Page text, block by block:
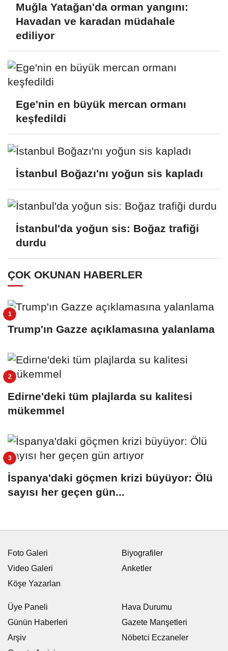
Muğla Yatağan'da orman yangını:
Havadan ve karadan müdahale
ediliyor
Ege'nin en büyük mercan ormanı
keşfedildi
İstanbul Boğazı'nı yoğun sis kapladı
İstanbul'da yoğun sis: Boğaz trafiği
durdu
ÇOK OKUNAN HABERLER
Trump'ın Gazze açıklamasına yalanlama
Edirne'deki tüm plajlarda su kalitesi
mükemmel
İspanya'daki göçmen krizi büyüyor: Ölü
sayısı her geçen gün...
Foto Galeri
Video Galeri
Köşe Yazarları
Biyografiler
Anketler
Üye Paneli
Günün Haberleri
Arşiv
Hava Durumu
Gazete Manşetleri
Nöbetci Eczaneler